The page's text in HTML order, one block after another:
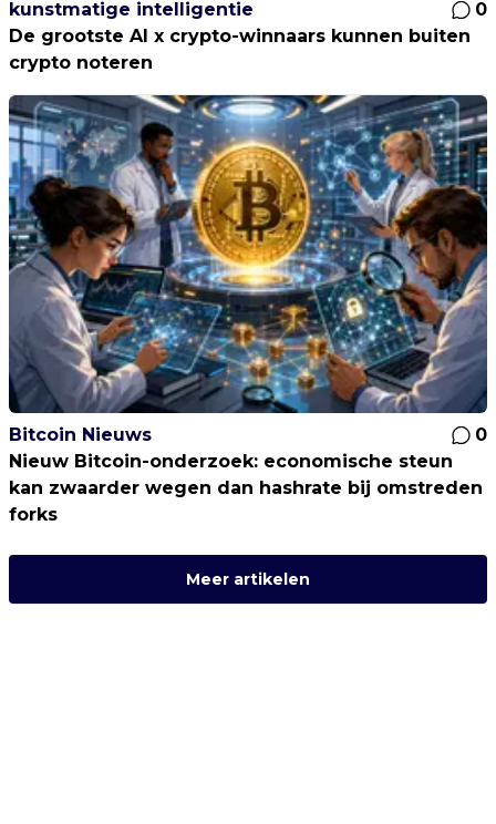
kunstmatige intelligentie
0
De grootste AI x crypto-winnaars kunnen buiten
crypto noteren
Bitcoin Nieuws
0
Nieuw Bitcoin-onderzoek: economische steun
kan zwaarder wegen dan hashrate bij omstreden
forks
Meer artikelen